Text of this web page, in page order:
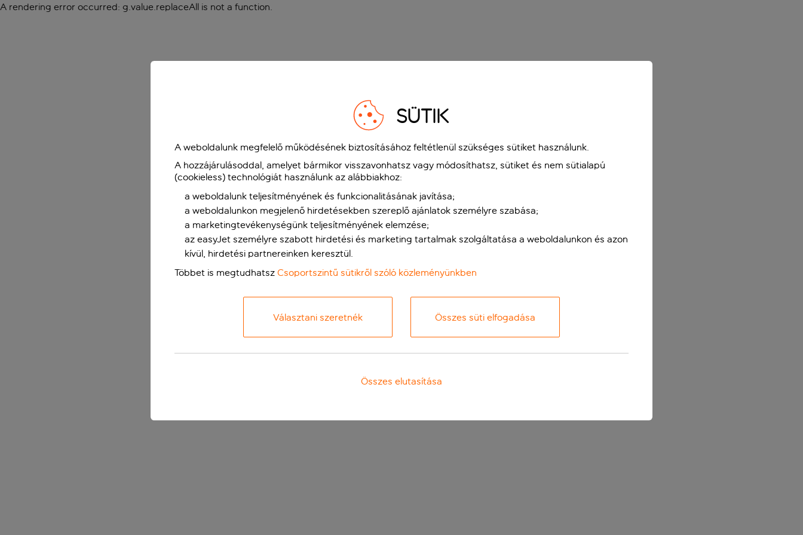
A rendering error occurred: g.value.replaceAll is not a function.
SÜTIK
A weboldalunk megfelelő működésének biztosításához feltétlenül szükséges sütiket használunk.
A hozzájárulásoddal, amelyet bármikor visszavonhatsz vagy módosíthatsz, sütiket és nem sütialapú
(cookieless) technológiát használunk az alábbiakhoz:
a weboldalunk teljesítményének és funkcionalitásának javítása;
a weboldalunkon megjelenő hirdetésekben szereplő ajánlatok személyre szabása;
a marketingtevékenységünk teljesítményének elemzése;
az easyJet személyre szabott hirdetési és marketing tartalmak szolgáltatása a weboldalunkon és azon
kívül, hirdetési partnereinken keresztül.
Többet is megtudhatsz Csoportszintű sütikről szóló közleményünkben
Választani szeretnék Összes süti elfogadása
Összes elutasítása